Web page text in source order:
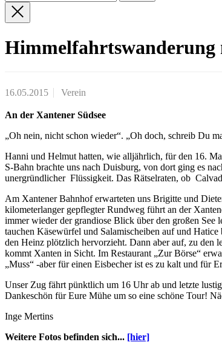
Himmelfahrtswanderung
16.05.2015 Verein
An der Xantener Südsee
„Oh nein, nicht schon wieder“. „Oh doch, schreib Du
Hanni und Helmut hatten, wie alljährlich, für den 16.
S-Bahn brachte uns nach Duisburg, von dort ging es
unergründlicher Flüssigkeit. Das Rätselraten, ob
Am Xantener Bahnhof erwarteten uns Brigitte und
kilometerlanger gepflegter Rundweg führt an der
immer wieder der grandiose Blick über den großen
tauchen Käsewürfel und Salamischeiben auf und
den Heinz plötzlich hervorzieht. Dann aber auf, zu den
kommt Xanten in Sicht. Im Restaurant „Zur Börse“
„Muss“ -aber für einen Eisbecher ist es zu kalt und für
Unser Zug fährt pünktlich um 16 Uhr ab und letzte
Dankeschön für Eure Mühe um so eine schöne Tour!
Inge Mertins
Weitere Fotos befinden sich... [hier]